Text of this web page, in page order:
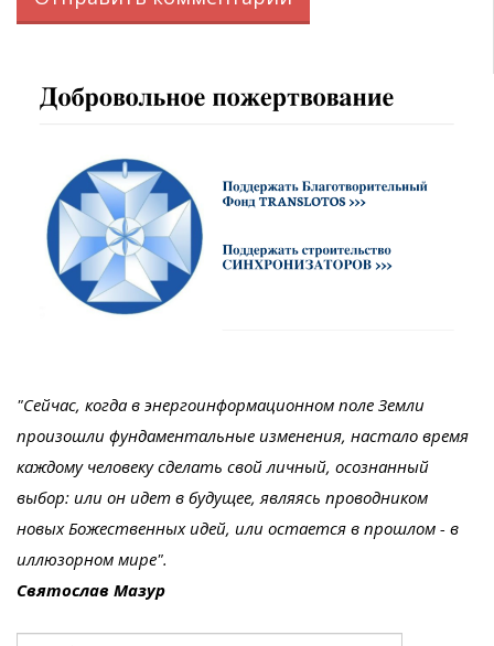
"Сейчас, когда в энергоинформационном поле Земли
произошли фундаментальные изменения, настало время
каждому человеку сделать свой личный, осознанный
выбор: или он идет в будущее, являясь проводником
новых Божественных идей, или остается в прошлом - в
иллюзорном мире".
Святослав Мазур